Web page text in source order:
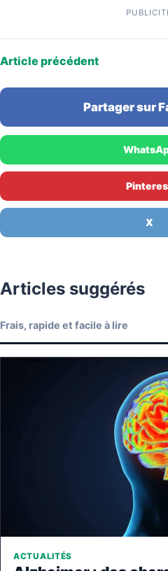
Article précédent
Partager sur
X
Articles suggérés
Frais, rapide et facile à lire
ACTUALITÉS